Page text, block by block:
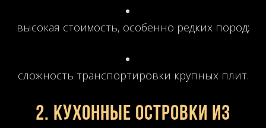
высокая стоимость, особенно редких пород;
сложность транспортировки крупных плит.
2. Кухонные островки из